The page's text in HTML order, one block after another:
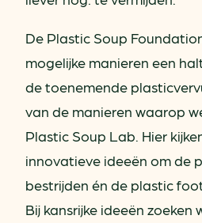
De Plastic Soup
mogelijke manieren een
de toenemende
van de manieren waarop
Plastic Soup Lab. Hier
innovatieve ideeën om de
bestrijden én de plastic
Bij kansrijke ideeën zoeken